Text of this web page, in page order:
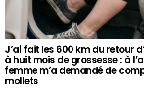
J’ai fait les 600 km du retour
à huit mois de grossesse : à
femme m’a demandé de
mollets